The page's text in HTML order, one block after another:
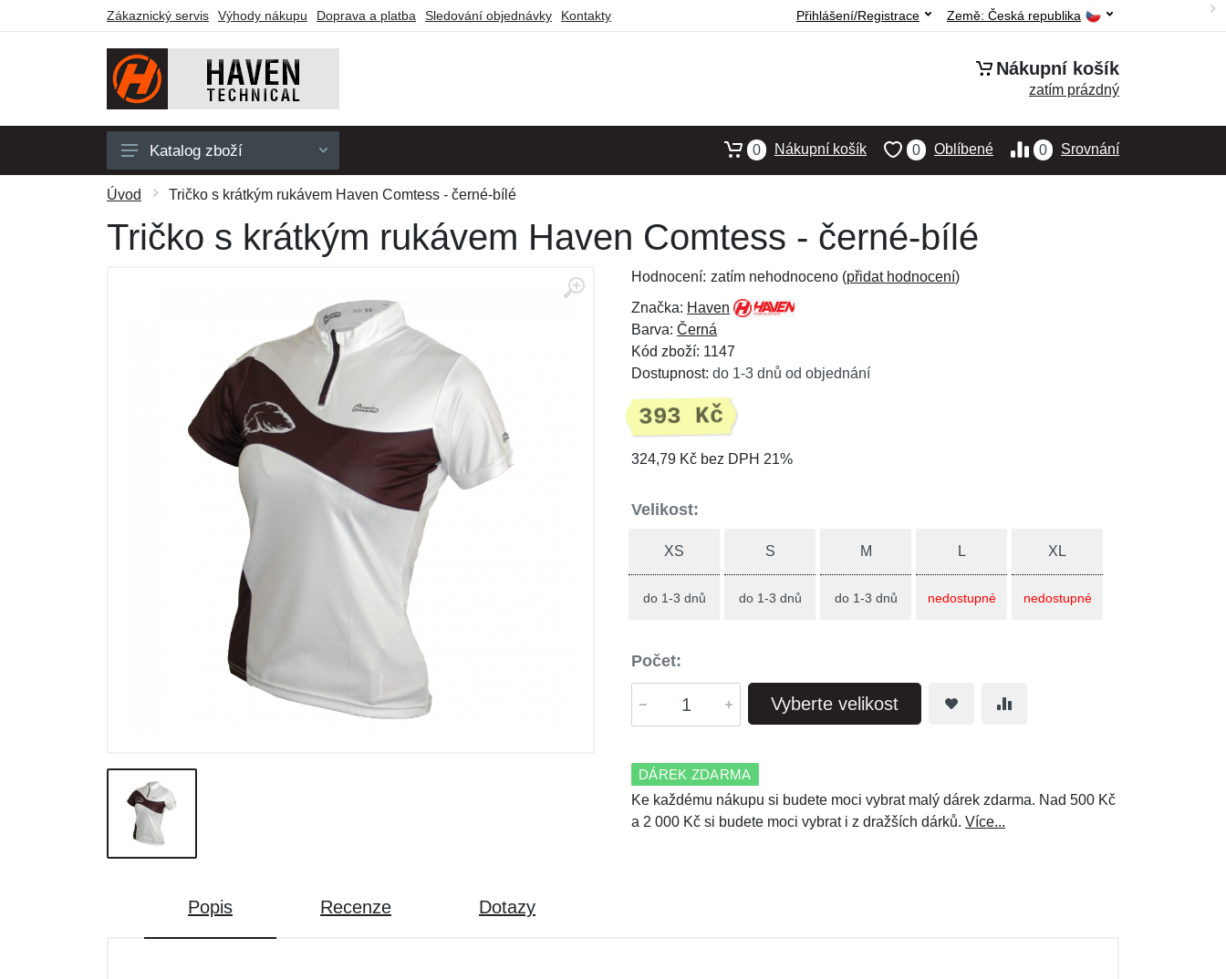
Zákaznický servis Výhody nákupu Doprava a platba Sledování objednávky Kontakty Země: Česká republika
Přihlášení/Registrace
Nákupní košík
zatím prázdný
Pánské
Dámské
Dárkové poukazy
Katalog zboží 0 Srovnání
0 Oblíbené
0 Nákupní košík
Úvod Tričko s krátkým rukávem Haven Comtess - černé-bílé
Tričko s krátkým rukávem Haven Comtess - černé-bílé
Hodnocení: zatím nehodnoceno (přidat hodnocení)
Značka: Haven
Barva: Černá
Kód zboží: 1147
Dostupnost: do 1-3 dnů od objednání
393 Kč
324,79 Kč bez DPH 21%
Velikost:
XS
do 1-3 dnů
S
do 1-3 dnů
M
do 1-3 dnů
L
nedostupné
XL
nedostupné
Počet:
Vyberte velikost
DÁREK ZDARMA
Ke každému nákupu si budete moci vybrat malý dárek zdarma. Nad 500 Kč
a 2 000 Kč si budete moci vybrat i z dražších dárků. Více...
Popis Recenze Dotazy